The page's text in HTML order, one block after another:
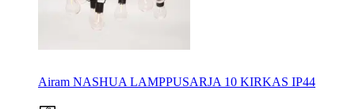
Airam NASHUA LAMPPUSARJA 10 KIRKAS IP44